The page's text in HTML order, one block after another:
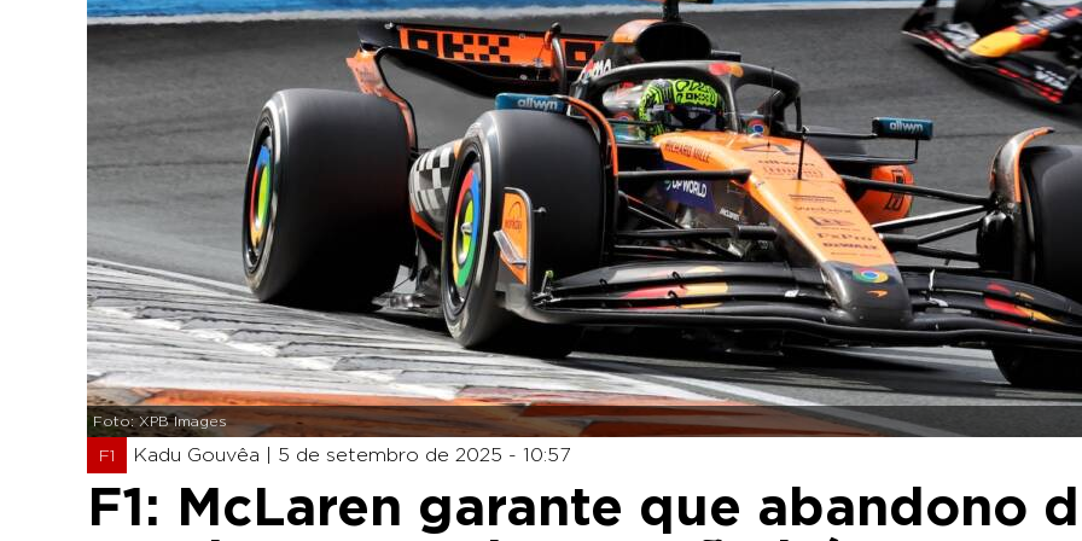
Foto: XPB Images
F1 Kadu Gouvêa | 5 de setembro de 2025 - 10:57
F1: McLaren garante que abandono